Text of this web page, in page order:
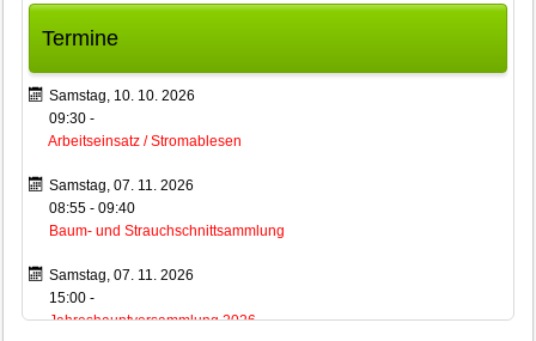
12.04.2025 KGV Aue Arbeitseinsatz
01.03.2025 Knobeln KGV Aue
07.12.2024 Adventsfeier KGV
16.11.2024 KGV Aue Jahreshauptversammlung
13.07.2024 KGV Aue Arbeitseinsatz (Sommerfest)
24.02.2024 Knobeln KGV Aue
2023
09.12.2023 Adventsfeier KGV
14.10.2023 KGV Aue Arbeitseinsatz
16.07.2023 Sommerfest KGV Aue
01.05.2023 Maibaum aufstellen
Termine
Samstag, 10. 10. 2026
09:30 -
Arbeitseinsatz / Stromablesen
Samstag, 07. 11. 2026
08:55 -09:40
Baum- und Strauchschnittsammlung
Samstag, 07. 11. 2026
15:00 -
Jahreshauptversammlung 2026